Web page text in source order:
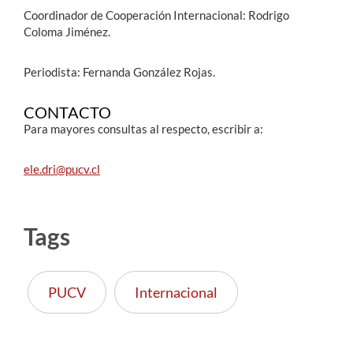
Coordinador de Cooperación Internacional: Rodrigo
Coloma Jiménez.
Periodista: Fernanda González Rojas.
CONTACTO
Para mayores consultas al respecto, escribir a:
ele.dri@pucv.cl
Tags
PUCV Internacional